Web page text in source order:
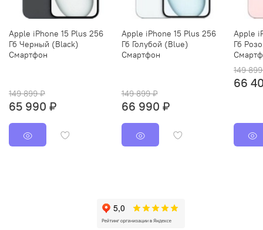
Apple iPhone 15 Plus 256
Гб Черный (Black)
Смартфон
149 899 ₽
65 990 ₽
Apple iPhone 15 Plus 256
Гб Голубой (Blue)
Смартфон
149 899 ₽
66 990 ₽
Apple
Гб
149
66